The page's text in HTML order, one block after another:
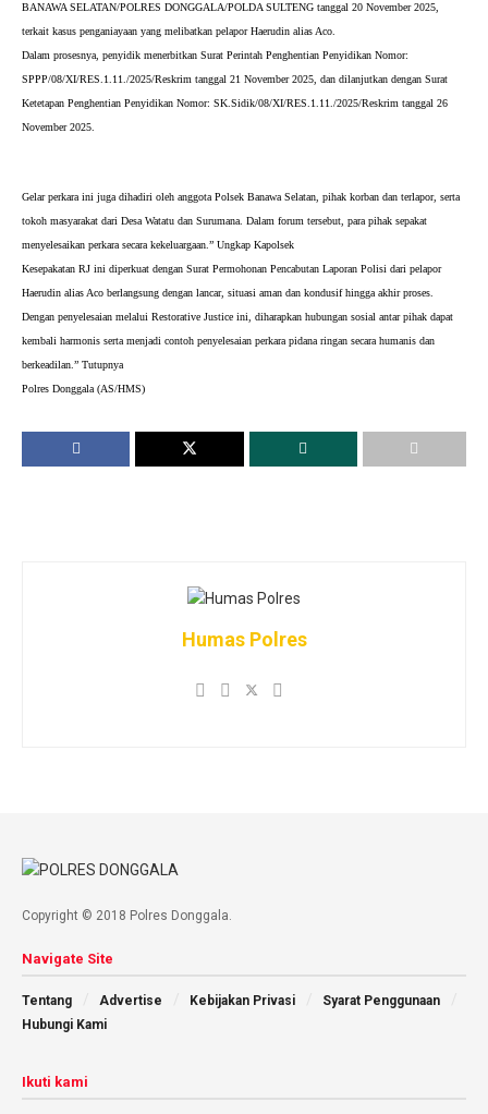
BANAWA SELATAN/POLRES DONGGALA/POLDA SULTENG tanggal 20 November 2025,
terkait kasus penganiayaan yang melibatkan pelapor Haerudin alias Aco.
Dalam prosesnya, penyidik menerbitkan Surat Perintah Penghentian Penyidikan Nomor:
SPPP/08/XI/RES.1.11./2025/Reskrim tanggal 21 November 2025, dan dilanjutkan dengan Surat
Ketetapan Penghentian Penyidikan Nomor: SK.Sidik/08/XI/RES.1.11./2025/Reskrim tanggal 26
November 2025.
Gelar perkara ini juga dihadiri oleh anggota Polsek Banawa Selatan, pihak korban dan terlapor, serta
tokoh masyarakat dari Desa Watatu dan Surumana. Dalam forum tersebut, para pihak sepakat
menyelesaikan perkara secara kekeluargaan.” Ungkap Kapolsek
Kesepakatan RJ ini diperkuat dengan Surat Permohonan Pencabutan Laporan Polisi dari pelapor
Haerudin alias Aco berlangsung dengan lancar, situasi aman dan kondusif hingga akhir proses.
Dengan penyelesaian melalui Restorative Justice ini, diharapkan hubungan sosial antar pihak dapat
kembali harmonis serta menjadi contoh penyelesaian perkara pidana ringan secara humanis dan
berkeadilan.” Tutupnya
Polres Donggala (AS/HMS)
Humas Polres
Copyright © 2018 Polres Donggala.
Navigate Site
Tentang Advertise Kebijakan Privasi
Syarat Penggunaan
Hubungi Kami
Ikuti kami